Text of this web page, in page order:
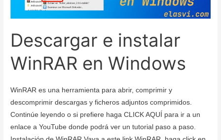
Descargar e instalar
WinRAR en Windows
WinRAR es una herramienta para abrir, comprimir y
descomprimir descargas y ficheros adjuntos comprimidos.
Continúe leyendo o si prefiere haga CLICK AQUÍ para ir a un
enlace a YouTube donde podrá ver un tutorial paso a paso.